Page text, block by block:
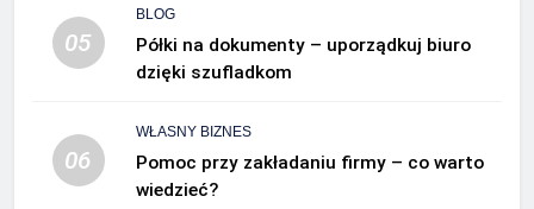
05
BLOG
Półki na dokumenty – uporządkuj biuro
dzięki szufladkom
06
WŁASNY BIZNES
Pomoc przy zakładaniu firmy – co warto
wiedzieć?